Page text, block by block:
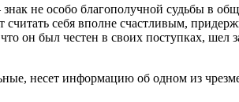
не особо благополучной судьбы в
считать себя вполне счастливым,
он был честен в своих поступках,
несет информацию об одном из